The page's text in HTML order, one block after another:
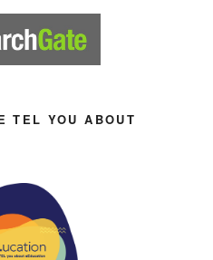
TEL YOU ABOUT